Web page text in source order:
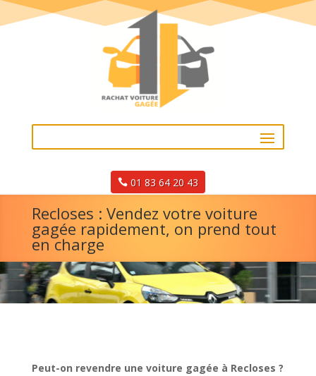
01 83 64 20 43
Recloses : Vendez votre voiture
gagée rapidement, on prend tout
en charge
Peut-on revendre une voiture gagée à Recloses ?